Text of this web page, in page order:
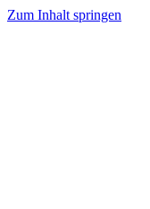
Zum Inhalt springen